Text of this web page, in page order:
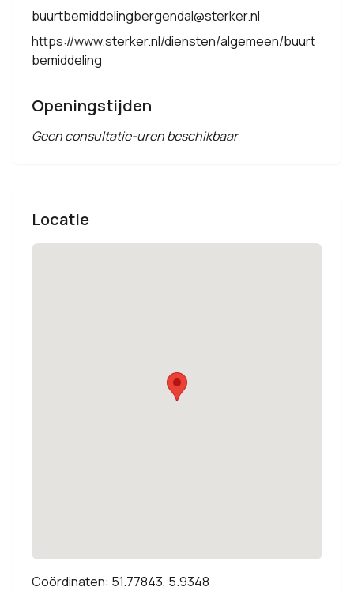
buurtbemiddelingbergendal@sterker.nl
https://www.sterker.nl/diensten/algemeen/buurt
bemiddeling
Openingstijden
Geen consultatie-uren beschikbaar
Locatie
Coördinaten: 51.77843, 5.9348